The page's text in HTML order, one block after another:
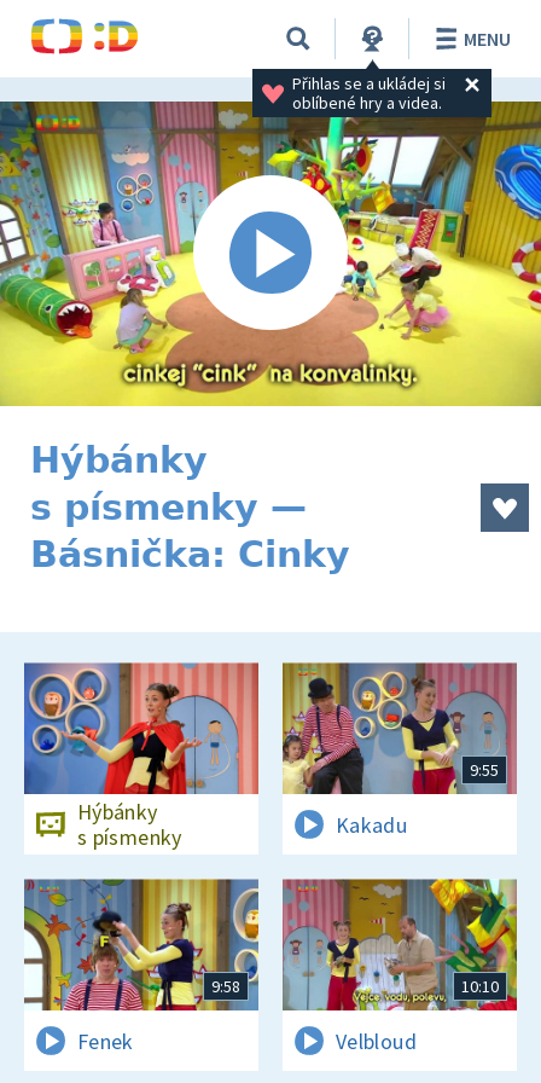
Přihlas se a ukládej si
oblíbené hry a videa.
MENU
Hýbánky
s písmenky —
Básnička: Cinky
Hýbánky
s písmenky
9:55
Kakadu
9:58
Fenek
10:10
Velbloud